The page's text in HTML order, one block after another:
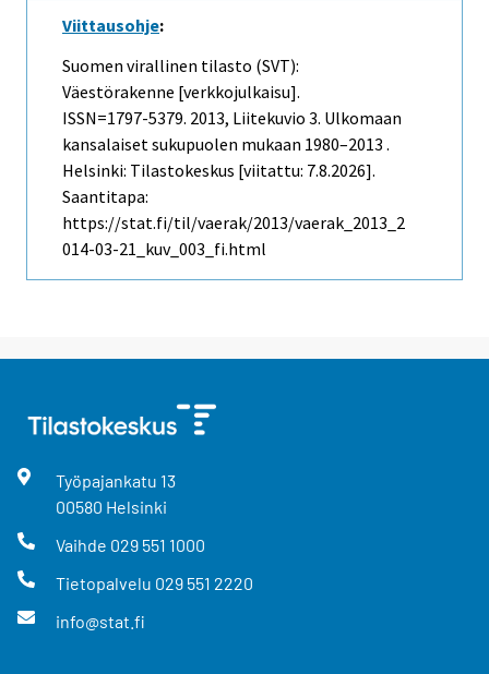
Viittausohje:
Suomen virallinen tilasto (SVT):
Väestörakenne [verkkojulkaisu].
ISSN=1797-5379. 2013, Liitekuvio 3. Ulkomaan
kansalaiset sukupuolen mukaan 1980–2013 .
Helsinki: Tilastokeskus [viitattu: 7.8.2026].
Saantitapa:
https://stat.fi/til/vaerak/2013/vaerak_2013_2
014-03-21_kuv_003_fi.html
Työpajankatu 13
00580 Helsinki
Vaihde 029 551 1000
Tietopalvelu 029 551 2220
info@stat.fi